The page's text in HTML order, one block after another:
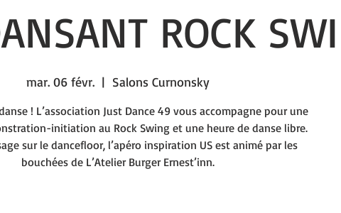
ROCK
mar. 06 févr.
  |
Salons Curnonsky
! L’association Just Dance 49 vous accompagne pour une
initiation au Rock Swing et une heure de danse libre.
sur le dancefloor, l’apéro inspiration US est animé par les
bouchées de L’Atelier Burger Ernest’inn.